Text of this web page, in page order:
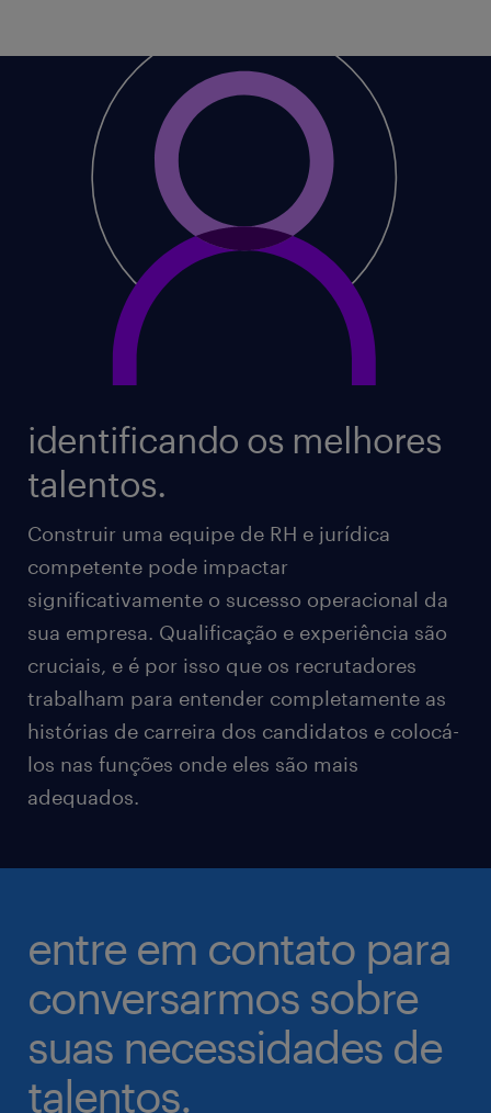
identificando os melhores
talentos.
Construir uma equipe de RH e jurídica
competente pode impactar
significativamente o sucesso operacional da
sua empresa. Qualificação e experiência são
cruciais, e é por isso que os recrutadores
trabalham para entender completamente as
histórias de carreira dos candidatos e colocá-
los nas funções onde eles são mais
adequados.
entre em contato para
conversarmos sobre
suas necessidades de
talentos.